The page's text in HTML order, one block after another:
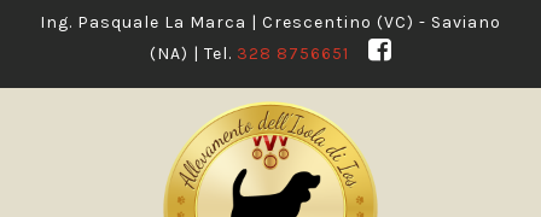
Ing. Pasquale La Marca | Crescentino (VC) - Saviano
(NA) | Tel. 328 8756651